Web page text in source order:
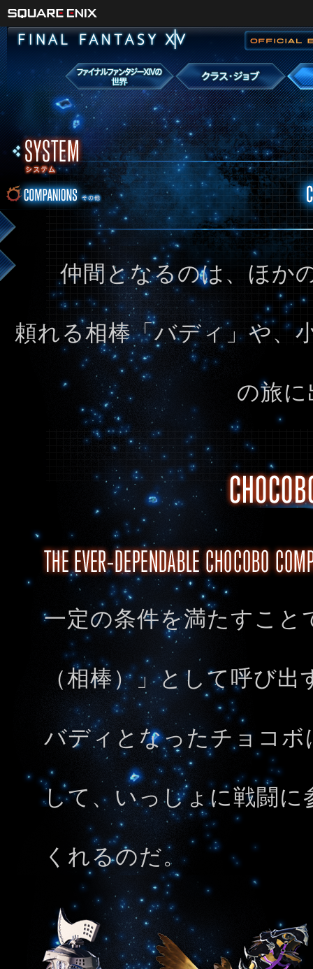
仲間となるのは、ほか
頼れる相棒「バディ」や、
の旅
一定の条件を満たすこ
（相棒）」として呼び
バディとなったチョコ
して、いっしょに戦闘
くれるのだ。